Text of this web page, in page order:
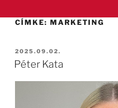
CÍMKE: MARKETING
2025.09.02.
Péter Kata